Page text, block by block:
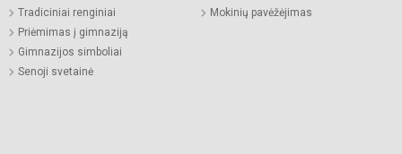
Tradiciniai renginiai
Priėmimas į gimnaziją
Gimnazijos simboliai
Senoji svetainė
Mokinių pavėžėjimas